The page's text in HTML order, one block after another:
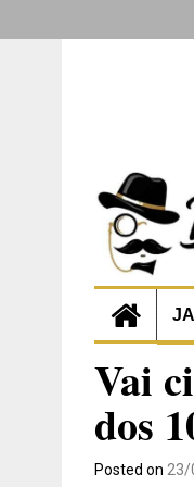
Vai
dos
Posted on 23/